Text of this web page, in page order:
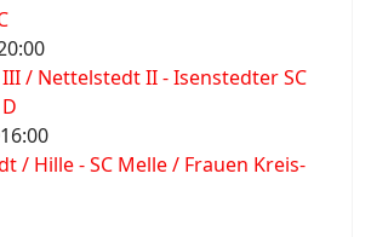
/ Nettelstedt II - Isenstedter SC
/ Hille - SC Melle / Frauen Kreis-